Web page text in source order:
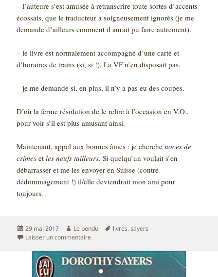
– l’auteure s’est amusée à retranscrire toute sortes d’accents
écossais, que le traducteur a soigneusement ignorés (je me
demande d’ailleurs comment il aurait pu faire autrement).
– le livre est normalement accompagné d’une carte et
d’horaires de trains (si, si !). La VF n’en disposait pas.
– je me demande si, en plus, il n’y a pas eu des coupes.
D’où la ferme résolution de le relire à l’occasion en V.O.,
pour voir s’il est plus amusant ainsi.
Maintenant, appel aux bonnes âmes : je cherchenoces de
crimes etles neufs tailleurs. Si quelqu’un voulait s’en
débarrasser et me les envoyer en Suisse (contre
dédommagement !) il/elle deviendrait mon ami pour
toujours.
Publié
le
29 mai 2017 Auteur
Le pendu
Mots-
livres,sayers
Laisser un commentairesur Cinq fausses pistes (Lord Peter en Ecosse)